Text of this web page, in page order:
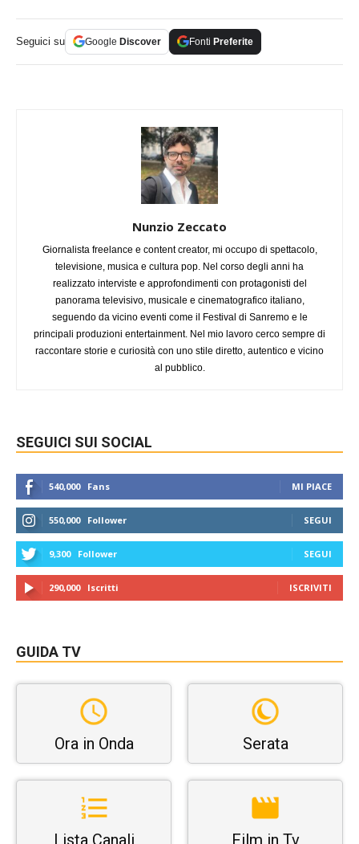
Seguici su Google Discover Fonti Preferite
Nunzio Zeccato
Giornalista freelance e content creator, mi occupo di spettacolo,
televisione, musica e cultura pop. Nel corso degli anni ha
realizzato interviste e approfondimenti con protagonisti del
panorama televisivo, musicale e cinematografico italiano,
seguendo da vicino eventi come il Festival di Sanremo e le
principali produzioni entertainment. Nel mio lavoro cerco sempre di
raccontare storie e curiosità con uno stile diretto, autentico e vicino
al pubblico.
SEGUICI SUI SOCIAL
540,000 Fans MI PIACE
550,000 Follower SEGUI
9,300 Follower SEGUI
290,000 Iscritti ISCRIVITI
GUIDA TV
Ora in Onda Serata
Lista Canali Film in Tv